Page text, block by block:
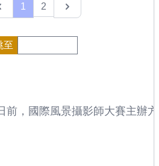
1 2 Next
至
國際風景攝影師大賽主辦方公